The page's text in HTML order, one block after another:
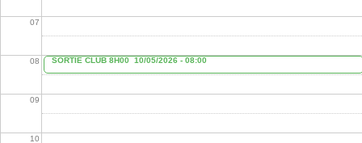
07
08
09
10
SORTIE CLUB 8H00 10/05/2026 - 08:00